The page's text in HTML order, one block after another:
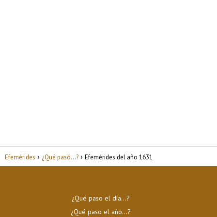
Efemérides ¿Qué pasó...? Efemérides del año 1631
¿Qué paso el día…?
¿Qué paso el año…?